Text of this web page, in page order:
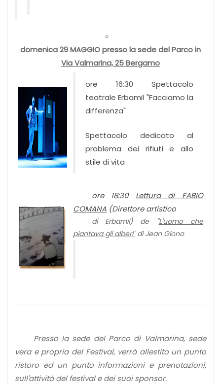
domenica 29 MAGGIO presso la sede del Parco in
Via Valmarina, 25 Bergamo
ore 16:30 Spettacolo
teatrale Erbamil "Facciamo la
differenza"
Spettacolo dedicato al
problema dei rifiuti e allo
stile di vita
ore 18:30 Lettura di FABIO
COMANA (Direttore artistico
di Erbamil) de "L'uomo che
piantava gli alberi"di Jean Giono
Presso la sede del Parco di Valmarina, sede
vera e propria del Festival, verrà allestito un punto
ristoro ed un punto informazioni e prenotazioni,
sull'attività del festival e dei suoi sponsor.